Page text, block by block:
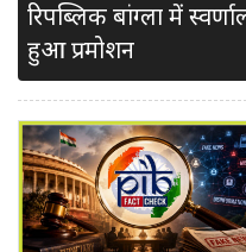
रिपब्लिक बांग्ला में
हुआ प्रमोशन